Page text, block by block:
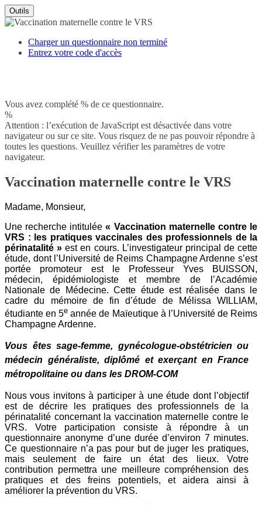
Outils
Charger un questionnaire non terminé
Entrez votre code d'accès
Vous avez complété % de ce questionnaire.
%
Attention : l’exécution de JavaScript est désactivée dans votre
navigateur ou sur ce site. Vous risquez de ne pas pouvoir répondre à
toutes les questions. Veuillez vérifier les paramètres de votre
navigateur.
Vaccination maternelle contre le VRS
Madame, Monsieur,
Une recherche intitulée« Vaccination maternelle contre le
VRS : les pratiques vaccinales des professionnels de la
périnatalité » est en cours. L’investigateur principal de cette
étude, dont l’Université de Reims Champagne Ardenne s’est
portée promoteur est le Professeur Yves BUISSON,
médecin, épidémiologiste et membre de l’Académie
Nationale de Médecine. Cette étude est réalisée dans le
cadre du mémoire de fin d’étude de Mélissa WILLIAM,
étudiante en 5e année de Maïeutique à l’Université de Reims
Champagne Ardenne.
Vous êtes sage-femme, gynécologue-obstétricien ou
médecin généraliste, diplômé et exerçant en France
métropolitaine ou dans les DROM-COM
Nous vous invitons à participer à une étude dont l’objectif
est de décrire les pratiques des professionnels de la
périnatalité concernant la vaccination maternelle contre le
VRS. Votre participation consiste à répondre à un
questionnaire anonyme d’une durée d’environ 7 minutes.
Ce questionnaire n’a pas pour but de juger les pratiques,
mais seulement de faire un état des lieux. Votre
contribution permettra une meilleure compréhension des
pratiques et des freins potentiels, et aidera ainsi à
améliorer la prévention du VRS.